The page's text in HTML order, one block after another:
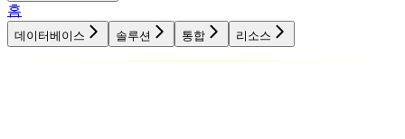
홈
데이터베이스 솔루션 통합 리소스